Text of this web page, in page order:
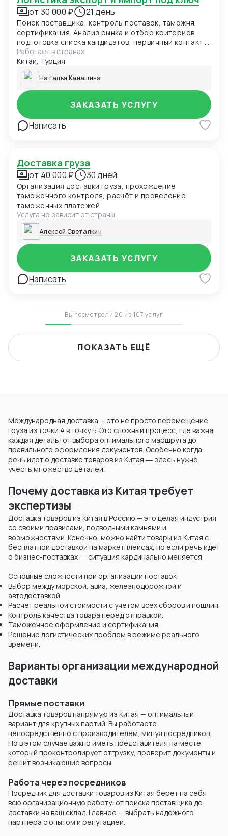
от 30 000 ₽ 21 день
Поиск поставщика, контроль поставок, таможня,
сертификация. Анализ рынка и отбор критериев,
подготовка списка кандидатов, первичный контакт и
сбор коммерческих предложений. Контроль
производства (план-график, соответствие
спецификациям), мониторинг логистики и статуса
отправлений, взаимодействие с перевозчиком.
Подготовка и проверка комплектов таможенных
документов. Подача заявок, взаимодействие с
органом сертификации, получение сертификата/
декларации соответствия.
Работает в странах
Китай, Турция
Наталья Канашина
Написать
ЗАКАЗАТЬ УСЛУГУ
Доставка груза
от 40 000 ₽ 30 дней
Организация доставки груза, прохождение
таможенного контроля, расчёт и проведение
таможенных платежей
Услуга не зависит от страны
Алексей Светалкин
Написать
ЗАКАЗАТЬ УСЛУГУ
Вы посмотрели 20 из 107 услуг
ПОКАЗАТЬ ЕЩЁ
Международная доставка — это не просто перемещение
груза из точки А в точку Б. Это сложный процесс, где важна
каждая деталь: от выбора оптимального маршрута до
правильного оформления документов. Особенно когда
речь идет о доставке товаров из Китая ― здесь нужно
учесть множество деталей.
Почему доставка из Китая требует
экспертизы
Доставка товаров из Китая в Россию — это целая индустрия
со своими правилами, подводными камнями и
возможностями. Конечно, можно найти товары из Китая с
бесплатной доставкой на маркетплейсах, но если речь идет
о бизнес-поставках ― ситуация кардинально меняется.
Основные сложности при организации поставок:
Выбор между морской, авиа, железнодорожной и
автодоставкой.
Расчет реальной стоимости с учетом всех сборов и пошлин.
Контроль качества товара перед отправкой.
Таможенное оформление и сертификация.
Решение логистических проблем в режиме реального
времени.
Варианты организации международной
доставки
Прямые поставки
Доставка товаров напрямую из Китая — оптимальный
вариант для крупных партий. Вы работаете
непосредственно с производителем, минуя посредников.
Но в этом случае важно иметь представителя на месте,
который проконтролирует отгрузку, проверит документы и
решит возникающие вопросы.
Работа через посредников
Посредник для доставки товаров из Китая берет на себя
всю организационную работу: от поиска поставщика до
доставки на ваш склад. Главное — выбрать надежного
партнера с опытом и репутацией.